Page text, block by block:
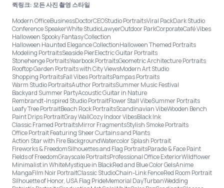
퀵링크: 모든 사진 촬영 스타일
Modern OfficeBusinessDoctorCEOStudio PortraitsViral PackDark Studio
Conference SpeakerWhite StudioLawyerOutdoor ParkCorporateCafé Vibes
Halloween Spooky Fantasy Collection
Halloween Haunted Elegance CollectionHalloween Themed Portraits
Modeling PortraitsSeaside PierElectric Guitar Portraits
Stonehenge PortraitsYearbook PortraitsGeometric Architecture Portraits
Rooftop Garden Portraits with City ViewsModern Art Studio
Shopping PortraitsFall Vibes PortraitsPampas Portraits
Warm Studio PortraitsAuthor PortraitsSummer Music Festival
Backyard Summer PartyAcoustic Guitar in Nature
Rembrandt-Inspired Studio PortraitFlower Stall VibeSummer Portraits
Leafy Tree PortraitBeach Rock PortraitsScandinavian VibeWooden Bench
Paint Drips PortraitGray WallCozy Indoor VibesBlack Ink
Classic Framed PortraitsMirror FragmentsStylish Smoke Portraits
Office Portrait Featuring Sheer Curtains and Plants
Action Star with Fire BackgroundWatercolor Splash Portrait
Fireworks & FreedomSilhouettes and Flag PortraitsParade & Face Paint
Fields of FreedomGrayscale PortraitsProfessional Office ExteriorWildflower
Minimalist in WhiteMystique in BlackRed and Blue Color GelsAnime
MangaFilm Noir PortraitClassic StudioChain-Link FenceRed Room Portrait
Silhouette of Honor, USA Flag PrideMemorial DayTurbanWedding